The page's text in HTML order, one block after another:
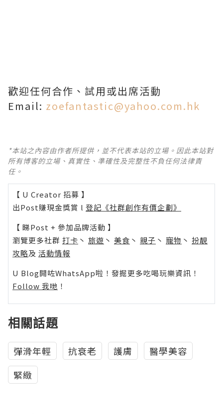
歡迎任何合作、試用或出席活動
Email: zoefantastic@yahoo.com.hk
*本站之內容由作者所提供，並不代表本站的立場。因此本站對
所有博客的立場、真實性、準確性及完整性不負任何法律責
任。
【 U Creator 招募 】
出Post賺現金獎賞 l 登記《社群創作有價企劃》
【 睇Post + 參加品牌活動 】
瀏覽更多社群 打卡 丶 旅遊 丶 美食 丶 親子 丶 寵物 丶 扮靚
攻略及 活動情報
U Blog開咗WhatsApp啦！發掘更多吃喝玩樂資訊！
Follow 我哋 ！
相關話題
彈滑年輕 抗衰老 護膚
醫學美容
緊緻